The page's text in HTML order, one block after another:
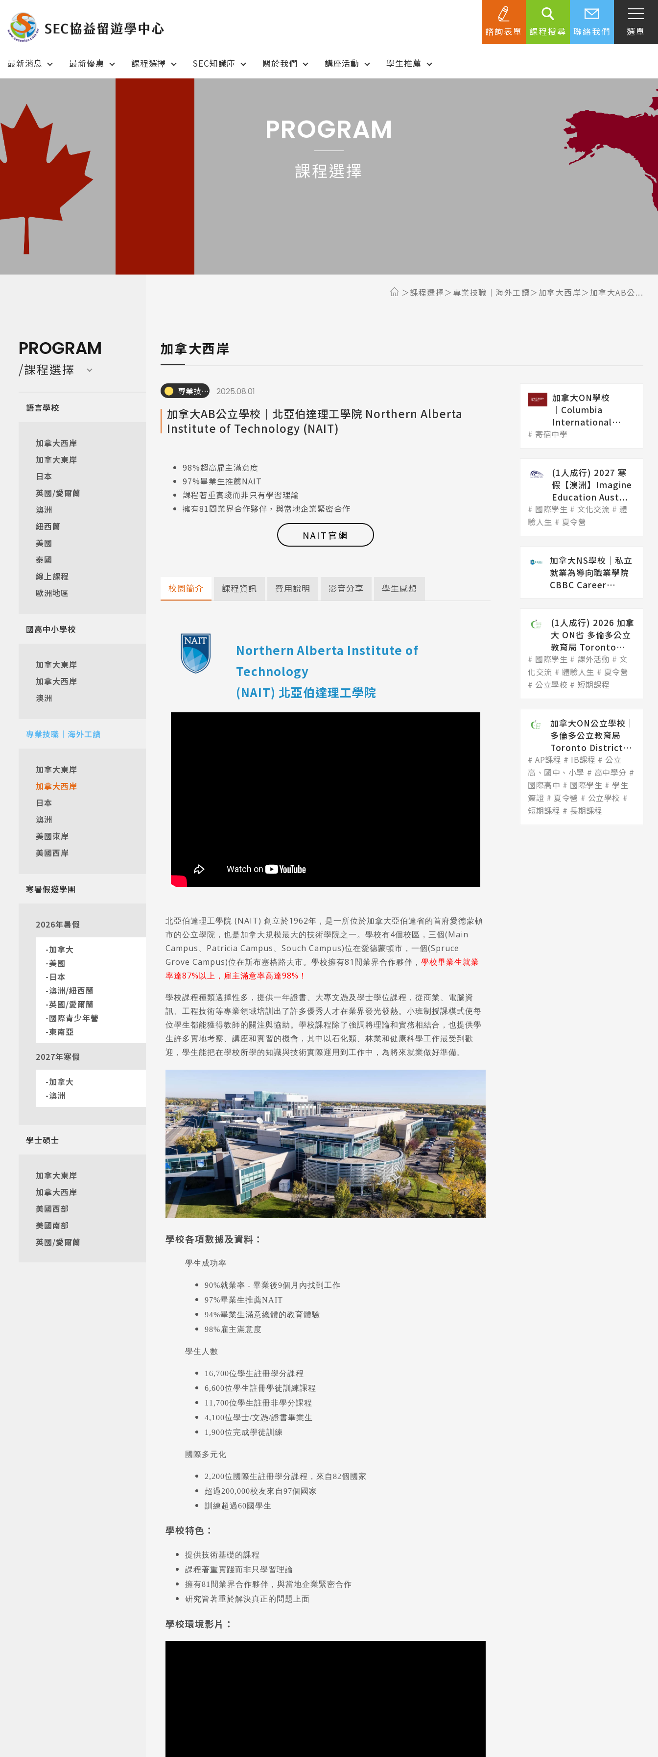
諮詢表單 課程搜尋 聯絡我們 選單
最新消息 最新優惠 課程選擇 SEC知識庫 關於我們 講座活動 學生推薦
熱門搜尋： 護理 加拿大RO 任意門 遊學團 教育學區 Pathway
綜合訊息
加拿大 Canada
日本 Japan
澳洲 Australia
英國 UK/愛爾蘭 Ireland
美國 USA
最新優惠
Program
語言學校
國高中小學校
專業技職｜海外工讀
PROGRAM
課程選擇
PROGRAM
/課程選擇
語言學校
加拿大西岸
加拿大東岸
日本
英國/愛爾蘭
澳洲
紐西蘭
美國
泰國
線上課程
歐洲地區
國高中小學校
加拿大東岸
加拿大西岸
澳洲
專業技職｜海外工讀
加拿大東岸
加拿大西岸
日本
澳洲
美國東岸
美國西岸
寒暑假遊學團
2026年暑假
加拿大
美國
日本
澳洲/紐西蘭
英國/愛爾蘭
國際青少年營
東南亞
2027年寒假
加拿大
澳洲
學士碩士
加拿大東岸
加拿大西岸
美國西部
美國南部
英國/愛爾蘭
課程選擇 專業技職｜海外工讀 加拿大西岸 加拿大AB公...
加拿大西岸
專業技職｜海外工讀 2025.08.01
加拿大AB公立學校｜北亞伯達理工學院 Northern Alberta
Institute of Technology (NAIT)
98%超高雇主滿意度
97%畢業生推薦NAIT
課程著重實踐而非只有學習理論
擁有81間業界合作夥伴，與當地企業緊密合作
NAIT官網
校園簡介
Northern Alberta Institute of
Technology
(NAIT) 北亞伯達理工學院
北亞伯達理工學院 (NAIT) 創立於1962年，是一所位於加拿大亞伯達省的首府愛德蒙頓
市的公立學院，也是加拿大規模最大的技術學院之一。學校有4個校區，三個(Main
Campus、Patricia Campus、Souch Campus)位在愛德蒙頓市，一個(Spruce
Grove Campus)位在斯布塞格路夫市。學校擁有81間業界合作夥伴， 學校畢業生就業
率達87%以上，雇主滿意率高達98%！
學校課程種類選擇性多，提供一年證書、大專文憑及學士學位課程，從商業、電腦資
訊、工程技術等專業領域培訓出了許多優秀人才在業界發光發熱。小班制授課模式使每
位學生都能獲得教師的關注與協助。學校課程除了強調將理論和實務相結合，也提供學
生許多實地考察、講座和實習的機會，其中以石化類、林業和健康科學工作最受到歡
迎，學生能把在學校所學的知識與技術實際運用到工作中，為將來就業做好準備。
學校各項數據及資料：
學生成功率
90%就業率 - 畢業後9個月內找到工作
97%畢業生推薦NAIT
94%畢業生滿意總體的教育體驗
98%雇主滿意度
學生人數
16,700位學生註冊學分課程
6,600位學生註冊學徒訓練課程
11,700位學生註冊非學分課程
4,100位學士/文憑/證書畢業生
1,900位完成學徒訓練
國際多元化
2,200位國際生註冊學分課程，來自82個國家
超過200,000校友來自97個國家
訓練超過60國學生
學校特色：
提供技術基礎的課程
課程著重實踐而非只學習理論
擁有81間業界合作夥伴，與當地企業緊密合作
研究皆著重於解決真正的問題上面
學校環境影片：
課程資訊 費用說明 影音分享 學生感想
加拿大ON學校
│Columbia
International
College 哥...
寄宿中學
(1人成行) 2027 寒
假【澳洲】Imagine
Education Aust...
國際學生 文化交流
體
驗人生
夏令營
加拿大NS學校│私立
就業為導向職業學院
CBBC Career
(1人成行) 2026 加拿
大 ON省 多倫多公立
教育局 Toronto
Dis...
國際學生 課外活動
文
化交流
體驗人生
夏令營
公立學校
短期課程
加拿大ON公立學校│
多倫多公立教育局
Toronto District
Scho...
AP課程 IB課程
公立
高、國中、小學
高中學分
國際高中
國際學生
學生
簽證
夏令營
公立學校
短期課程
長期課程